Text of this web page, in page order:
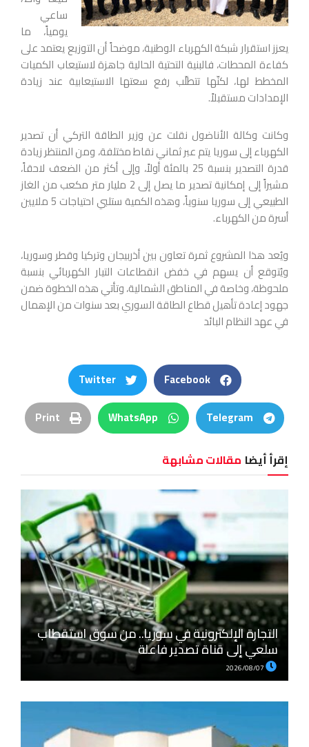
ساعي
يومياً، ما
يعزز استقرار شبكة الكهرباء الوطنية، موضحاً أن التوزيع يعتمد على
كفاءة المحطات، فالبنية التحتية الحالية جاهزة لاستيعاب الكميات
المخطط لها، لكنّها تتطلّب رفع سعتها الاستيعابية عند زيادة
الإمدادات مستقبلاً.
وكانت وكالة الأناضول نقلت عن وزير الطاقة التركي أن تصدير
الكهرباء إلى سوريا يتم عبر ثماني نقاط مختلفة، ومن المنتظر زيادة
قدرة التصدير بنسبة 25 بالمئة أولاً، وإلى أكثر من الضعف لاحقاً،
مشيراً إلى إمكانية تصدير ما يصل إلى 2 مليار متر مكعب من الغاز
الطبيعي إلى سوريا سنوياً، وهذه الكمية ستلبي احتياجات 5 ملايين
أسرة من الكهرباء.
ويُعد هذا المشروع ثمرة تعاون بين أذربيجان وتركيا وقطر وسوريا،
ويُتوقع أن يسهم في خفض انقطاعات التيار الكهربائي بنسبة
ملحوظة، وخاصة في المناطق الشمالية، وتأتي هذه الخطوة ضمن
جهود إعادة تأهيل قطاع الطاقة السوري بعد سنوات من الإهمال
في عهد النظام البائد
Facebook
Twitter
Telegram
WhatsApp
Print
إقرأ أيضا مقالات مشابهة
التجارة الإلكترونية في سوريا.. من سوق استقطاب
سلعي إلى قناة تصدير فاعلة